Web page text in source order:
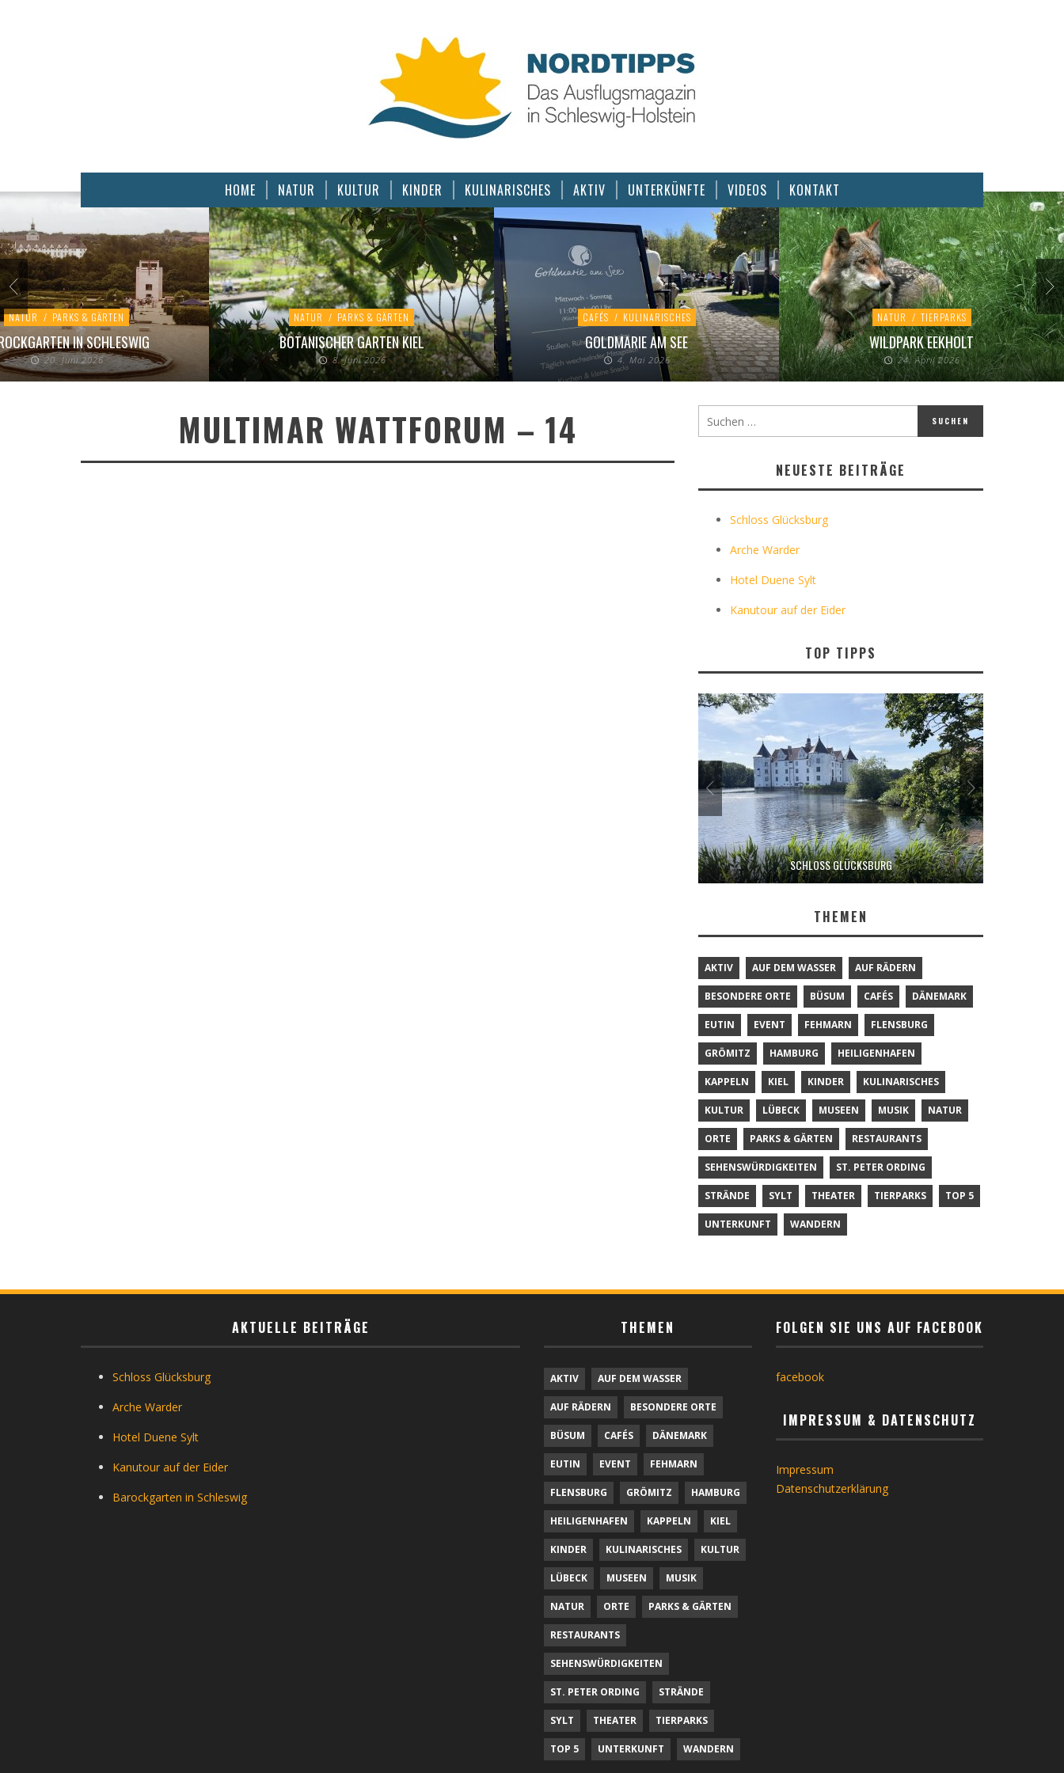
HOME NATUR KULTUR KINDER KULINARISCHES AKTIV UNTERKÜNFTE VIDEOS KONTAKT
NATUR / PARKS & GÄRTEN
IN SCHLESWIG
20. Juni 2026
NATUR / PARKS & GÄRTEN
BOTANISCHER GARTEN KIEL
8. Juni 2026
CAFÉS / KULINARISCHES
GOLDMARIE AM SEE
4. Mai 2026
NATUR / TIERPARKS
WILDPARK EEKHOLT
24. April 2026
MULTIMAR WATTFORUM – 14
NEUESTE BEITRÄGE
Schloss Glücksburg
Arche Warder
Hotel Duene Sylt
Kanutour auf der Eider
TOP TIPPS
SCHLOSS GLÜCKSBURG
THEMEN
AKTIV AUF DEM WASSER AUF RÄDERN
BESONDERE ORTE BÜSUM CAFÉS DÄNEMARK
EUTIN EVENT FEHMARN FLENSBURG
GRÖMITZ HAMBURG HEILIGENHAFEN
KAPPELN KIEL KINDER KULINARISCHES
KULTUR LÜBECK MUSEEN MUSIK NATUR
ORTE PARKS & GÄRTEN RESTAURANTS
SEHENSWÜRDIGKEITEN ST. PETER ORDING
STRÄNDE SYLT THEATER TIERPARKS TOP 5
UNTERKUNFT WANDERN
AKTUELLE BEITRÄGE
Schloss Glücksburg
Arche Warder
Hotel Duene Sylt
Kanutour auf der Eider
Barockgarten in Schleswig
THEMEN
AKTIV AUF DEM WASSER
AUF RÄDERN BESONDERE ORTE
BÜSUM CAFÉS DÄNEMARK
EUTIN EVENT FEHMARN
FLENSBURG GRÖMITZ HAMBURG
HEILIGENHAFEN KAPPELN KIEL
KINDER KULINARISCHES KULTUR
LÜBECK MUSEEN MUSIK
NATUR ORTE PARKS & GÄRTEN
RESTAURANTS
SEHENSWÜRDIGKEITEN
ST. PETER ORDING STRÄNDE
SYLT THEATER TIERPARKS
TOP 5 UNTERKUNFT WANDERN
FOLGEN SIE UNS AUF FACEBOOK
facebook
IMPRESSUM & DATENSCHUTZ
Impressum
Datenschutzerklärung